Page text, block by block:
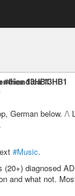
13HB1
German below. /\
#Music.
(20+) diagnosed
and what not.